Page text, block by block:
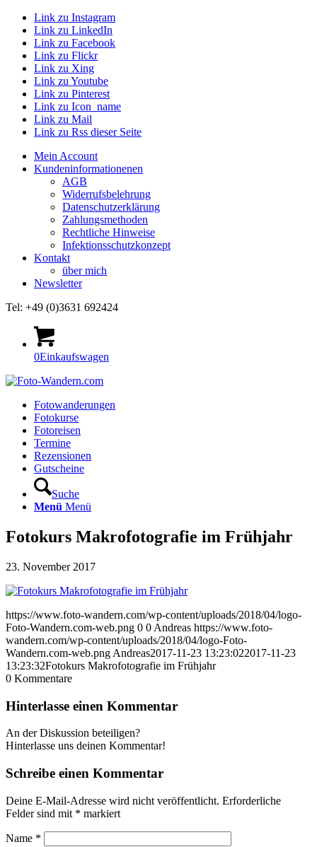
Link zu Instagram
Link zu LinkedIn
Link zu Facebook
Link zu Flickr
Link zu Xing
Link zu Youtube
Link zu Pinterest
Link zu Icon_name
Link zu Mail
Link zu Rss dieser Seite
Mein Account
Kundeninformationenen
AGB
Widerrufsbelehrung
Datenschutzerklärung
Zahlungsmethoden
Rechtliche Hinweise
Infektionsschutzkonzept
Kontakt
über mich
Newsletter
Tel: +49 (0)3631 692424
0Einkaufswagen
Fotowanderungen
Fotokurse
Fotoreisen
Termine
Rezensionen
Gutscheine
Suche
Menü Menü
Fotokurs Makrofotografie im Frühjahr
23. November 2017
https://www.foto-wandern.com/wp-content/uploads/2018/04/logo-
Foto-Wandern.com-web.png 0 0 Andreas https://www.foto-
wandern.com/wp-content/uploads/2018/04/logo-Foto-
Wandern.com-web.png Andreas2017-11-23 13:23:022017-11-23
13:23:32Fotokurs Makrofotografie im Frühjahr
0 Kommentare
Hinterlasse einen Kommentar
An der Diskussion beteiligen?
Hinterlasse uns deinen Kommentar!
Schreibe einen Kommentar
Deine E-Mail-Adresse wird nicht veröffentlicht. Erforderliche
Felder sind mit * markiert
Name *